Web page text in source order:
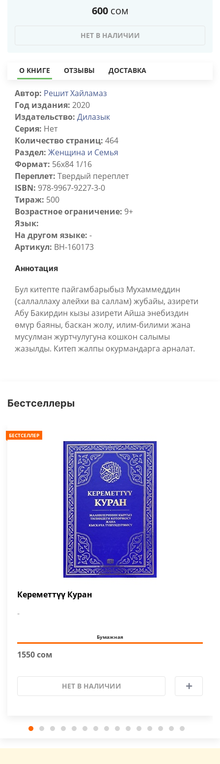
600 сом
НЕТ В НАЛИЧИИ
О КНИГЕ ОТЗЫВЫ ДОСТАВКА
Автор: Решит Хайламаз
Год издания: 2020
Издательство: Дилазык
Серия: Нет
Количество страниц: 464
Раздел: Женщина и Семья
Формат: 56х84 1/16
Переплет: Твердый переплет
ISBN: 978-9967-9227-3-0
Тираж: 500
Возрастное ограничение: 9+
Язык:
На другом языке: -
Артикул: BH-160173
Аннотация
Бул китепте пайгамбарыбыз Мухаммеддин
(саллаллаху алейхи ва саллам) жубайы, азирети
Абу Бакирдин кызы азирети Айша энебиздин
өмүр баяны, баскан жолу, илим-билими жана
мусулман журтчулугуна кошкон салымы
жазылды. Китеп жалпы окурмандарга арналат.
Бестселлеры
БЕСТСЕЛЛЕР
Кереметтүү Куран
-
Бумажная
1550 сом
НЕТ В НАЛИЧИИ